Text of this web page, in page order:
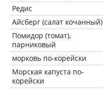
Редис
Айсберг (салат кочанный)
Помидор (томат),
парниковый
морковь по-корейски
Морская капуста по-
корейски